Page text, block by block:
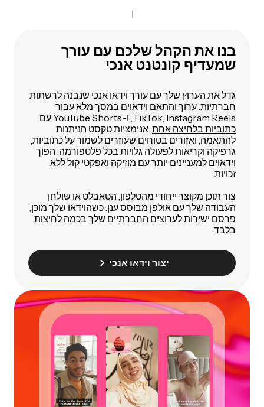
בנו את הקהל שלכם עם עורך
שמעדיף קונטנט אנכי
גדל את הערוץ שלך עם עורך וידאו אנכי שנבנה לרשתות
חברתיות. ערוך והתאם וידאוים במסך מלא עבור
TikTok, Instagram Reels, ו-YouTube Shorts עם
כתוביות בלחיצה אחת, אנימציות טקסט הניתנות
להתאמה, ואזורים בטוחים שעוזרים לשמור על כתוביות,
גרפיקה וקריאות לפעולה גלויות בכל פלטפורמה. הפוך
וידאוים למעניינים יותר עם מוזיקה ואפקטי קול ללא
זכויות.
צור תוכן מקוצר ייחודי מהטלפון, הטאבלט או שולחן
העבודה שלך עם אולפן מבוסס ענן. כשהוידאו שלך מוכן,
פרסם ישירות לערוצים החברתיים שלך בכמה לחיצות
בלבד.
יצור וידאו אנכי